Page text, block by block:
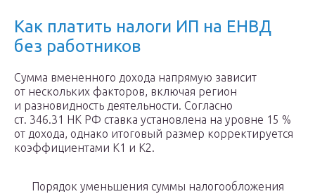
Как платить налоги ИП на ЕНВД
без работников
Сумма вмененного дохода напрямую зависит
от нескольких факторов, включая регион
и разновидность деятельности. Согласно
ст. 346.31 НК РФ ставка установлена на уровне 15 %
от дохода, однако итоговый размер корректируется
коэффициентами К1 и К2.
Порядок уменьшения суммы налогообложения